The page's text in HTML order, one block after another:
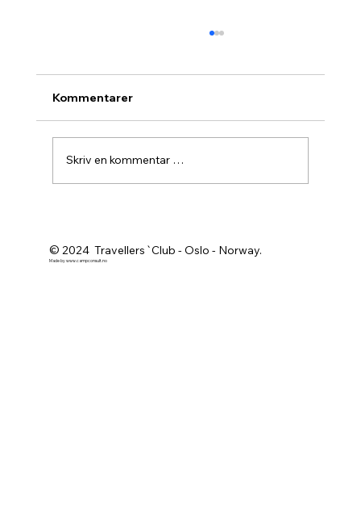
Kommentarer
Skriv en kommentar …
© 2024 Travellers`Club - Oslo - Norway.
Made bywww.campconsult.no